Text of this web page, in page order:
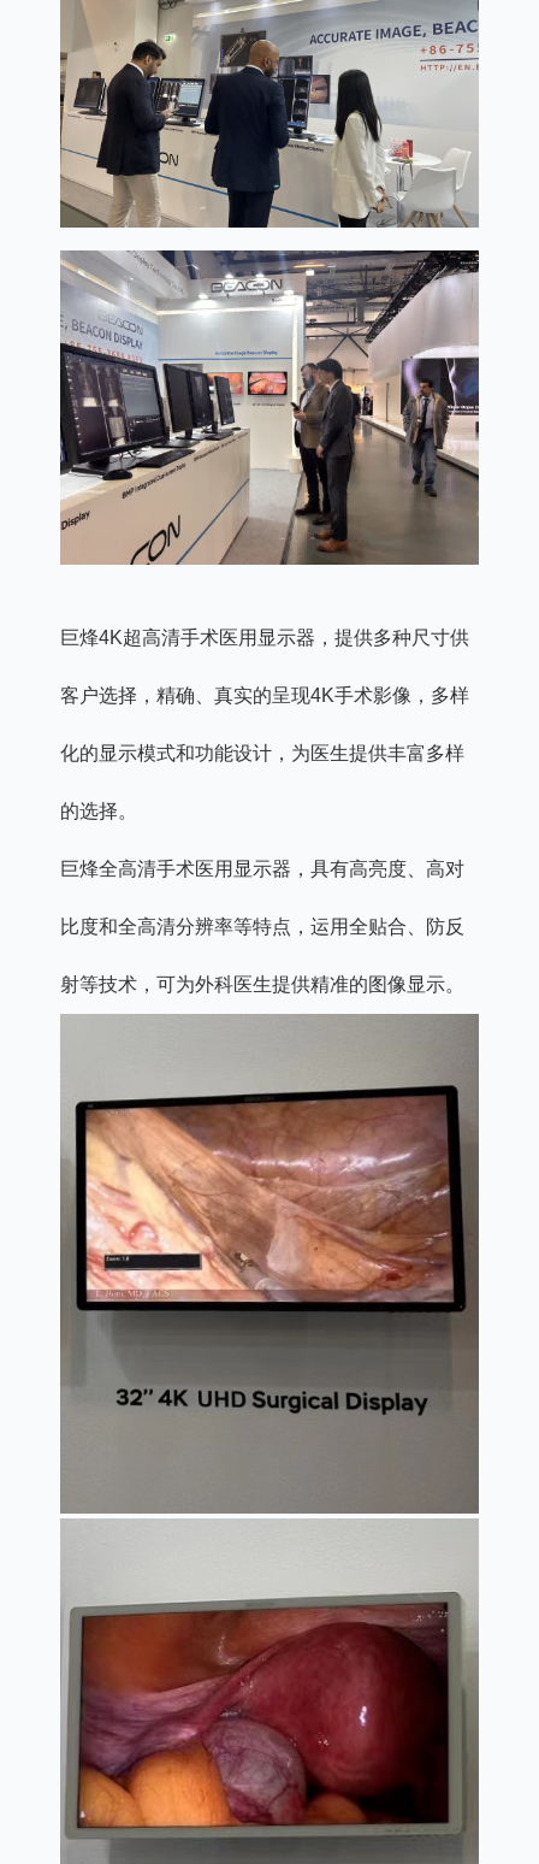
巨烽4K超高清手术医用显示器，提供多种尺寸供
客户选择，精确、真实的呈现4K手术影像，多样
化的显示模式和功能设计，为医生提供丰富多样
的选择。
巨烽全高清手术医用显示器，具有高亮度、高对
比度和全高清分辨率等特点，运用全贴合、防反
射等技术，可为外科医生提供精准的图像显示。